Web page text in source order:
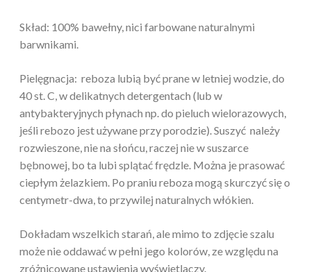
Skład: 100% bawełny, nici farbowane naturalnymi
barwnikami.
Pielęgnacja: reboza lubią być prane w letniej wodzie, do
40 st. C, w delikatnych detergentach (lub w
antybakteryjnych płynach np. do pieluch wielorazowych,
jeśli rebozo jest używane przy porodzie). Suszyć należy
rozwieszone, nie na słońcu, raczej nie w suszarce
bębnowej, bo ta lubi splątać frędzle. Można je prasować
ciepłym żelazkiem. Po praniu reboza mogą skurczyć się o
centymetr-dwa, to przywilej naturalnych włókien.
Dokładam wszelkich starań, ale mimo to zdjęcie szalu
może nie oddawać w pełni jego kolorów, ze względu na
zróżnicowane ustawienia wyświetlaczy.